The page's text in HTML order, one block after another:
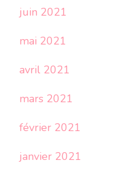
juin 2021
mai 2021
avril 2021
mars 2021
février 2021
janvier 2021